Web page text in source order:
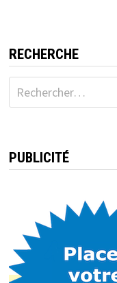
RECHERCHE
Rechercher :
PUBLICITÉ